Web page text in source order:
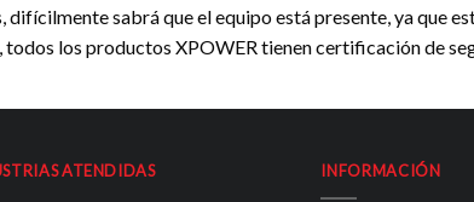
difícilmente sabrá que el equipo está presente, ya que
todos los productos XPOWER tienen certificación de
ATENDIDAS INFORMACIÓN